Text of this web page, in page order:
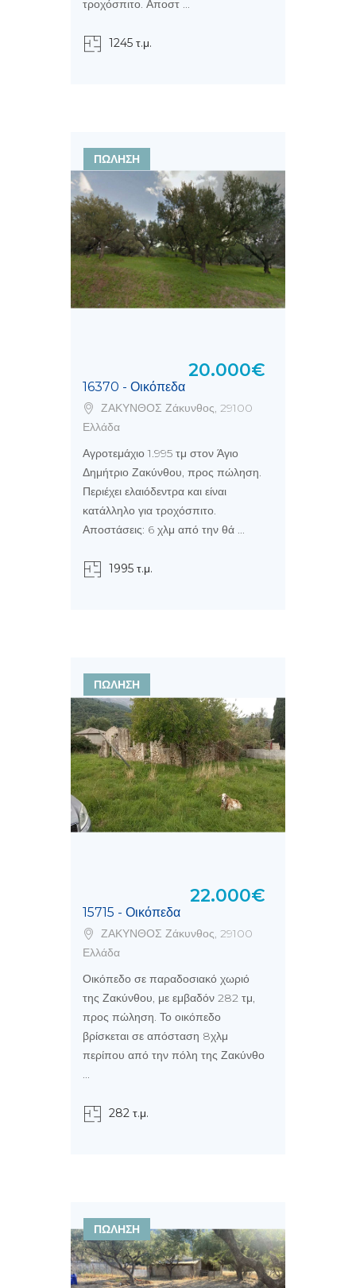
τροχόσπιτο. Αποστ ...
1245 τ.μ.
ΠΩΛΗΣΗ
16370 - Οικόπεδα
20.000€
ΖΑΚΥΝΘΟΣ Ζάκυνθος, 29100
Ελλάδα
Αγροτεμάχιο 1.995 τμ στον Άγιο
Δημήτριο Ζακύνθου, προς πώληση.
Περιέχει ελαιόδεντρα και είναι
κατάλληλο για τροχόσπιτο.
Αποστάσεις: 6 χλμ από την θά ...
1995 τ.μ.
ΠΩΛΗΣΗ
15715 - Οικόπεδα
22.000€
ΖΑΚΥΝΘΟΣ Ζάκυνθος, 29100
Ελλάδα
Οικόπεδο σε παραδοσιακό χωριό
της Ζακύνθου, με εμβαδόν 282 τμ,
προς πώληση. Το οικόπεδο
βρίσκεται σε απόσταση 8χλμ
περίπου από την πόλη της Ζακύνθο
...
282 τ.μ.
ΠΩΛΗΣΗ